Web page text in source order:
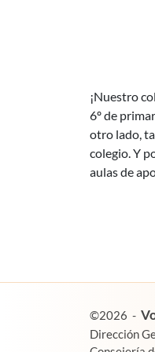
¡Nuestro
6º de
otro lado,
colegio. Y
aulas de
©2026 -
Dirección